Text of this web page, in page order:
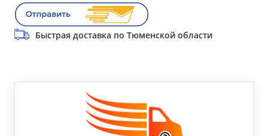
Быстрая доставка по Тюменской области